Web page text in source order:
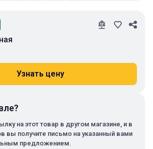
Узнать цену
на этот товар в другом магазине, и в
вы получите письмо на указанный вами
предложением.